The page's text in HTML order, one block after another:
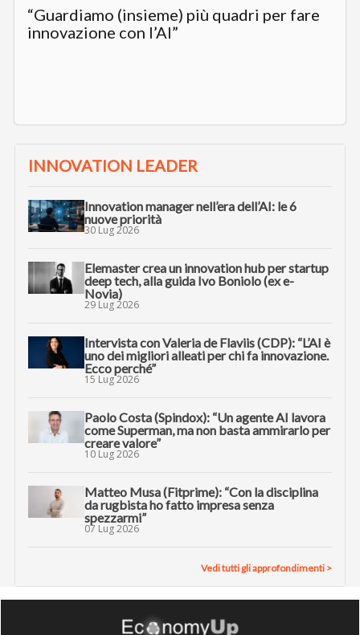
“Guardiamo (insieme) più quadri per fare
innovazione con l’AI”
INNOVATION LEADER
Innovation manager nell’era dell’AI: le 6
nuove priorità
30 Lug 2026
Elemaster crea un innovation hub per startup
deep tech, alla guida Ivo Boniolo (ex e-
Novia)
29 Lug 2026
Intervista con Valeria de Flaviis (CDP): “L’AI è
uno dei migliori alleati per chi fa innovazione.
Ecco perché”
15 Lug 2026
Paolo Costa (Spindox): “Un agente AI lavora
come Superman, ma non basta ammirarlo per
creare valore”
10 Lug 2026
Matteo Musa (Fitprime): “Con la disciplina
da rugbista ho fatto impresa senza
spezzarmi”
07 Lug 2026
Vedi tutti gli approfondimenti >